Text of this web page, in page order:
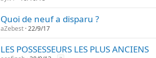
Quoi de neuf a disparu ?
aZebest 22/9/17
LES POSSESSEURS LES PLUS ANCIENS